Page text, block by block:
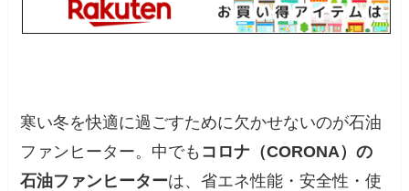
寒い冬を快適に過ごすために欠かせないのが石油
ファンヒーター。中でも コロナ（CORONA）の
石油ファンヒーターは、省エネ性能・安全性・使